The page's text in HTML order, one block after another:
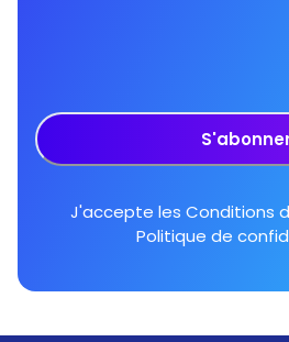
J'accepte les Conditions
Politique de